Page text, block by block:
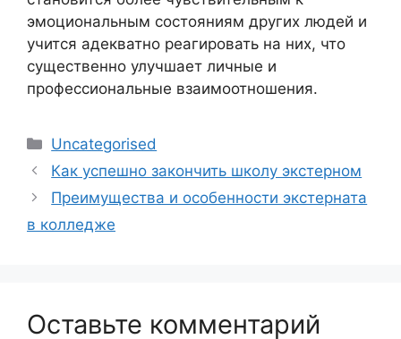
эмоциональным состояниям других людей и
учится адекватно реагировать на них, что
существенно улучшает личные и
профессиональные взаимоотношения.
Рубрики
Uncategorised
Как успешно закончить школу экстерном
Преимущества и особенности экстерната
в колледже
Оставьте комментарий